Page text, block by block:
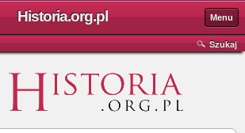
Historia.org.pl Menu
Szukaj